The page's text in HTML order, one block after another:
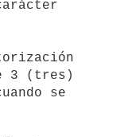
3 (tres)
se